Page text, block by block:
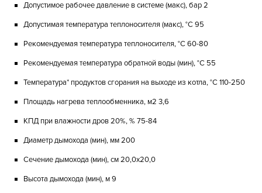
Допустимое рабочее давление в системе (макс), бар 2
Допустимая температура теплоносителя (макс), °C 95
Рекомендуемая температура теплоносителя, °C 60-80
Рекомендуемая температура обратной воды (мин), °C 55
Температура* продуктов сгорания на выходе из котла, °C 110-250
Площадь нагрева теплообменника, м2 3,6
КПД при влажности дров 20%, % 75-84
Диаметр дымохода (мин), мм 200
Сечение дымохода (мин), см 20,0х20,0
Высота дымохода (мин), м 9